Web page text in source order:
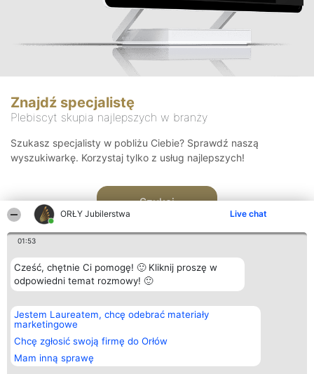
ORŁY Jubilerstwa Live chat
01:53
Cześć, chętnie Ci pomogę! 🙂 Kliknij proszę w
odpowiedni temat rozmowy! 🙂
Jestem Laureatem, chcę odebrać materiały
marketingowe
Chcę zgłosić swoją firmę do Orłów
Mam inną sprawę
Znajdź specjalistę
Plebiscyt skupia najlepszych w branży
Szukasz specjalisty w pobliżu Ciebie? Sprawdź naszą
wyszukiwarkę. Korzystaj tylko z usług najlepszych!
Szukaj
Organizator plebiscytu
Bright Side Solutions sp. z o.
o. sp. k.
ul. Ruska 22
Wrocław 50-079
KRS 0000749100 | Regon
381313360 | NIP 8943132676
Plebiscyt
Laureaci
wszystkich
Laureatów
Regulamin
Kontakt
Kontakt